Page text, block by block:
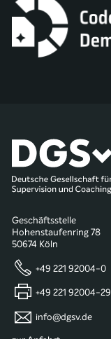
Geschäftsstelle
Hohenstaufenring 78
50674 Köln
+49 221 92004-0
+49 221 92004-29
info@dgsv.de